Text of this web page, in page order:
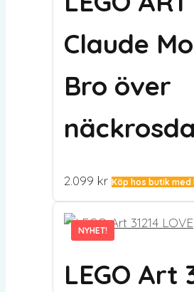
Claude
Bro över
2.099 kr Köp hos butik
NYHET!
NYHET!
LEGO Art